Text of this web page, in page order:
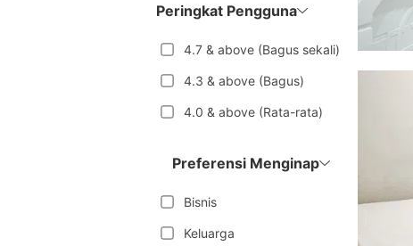
Peringkat Pengguna
4.7 & above (Bagus sekali)
4.3 & above (Bagus)
4.0 & above (Rata-rata)
Preferensi Menginap
Bisnis
Keluarga